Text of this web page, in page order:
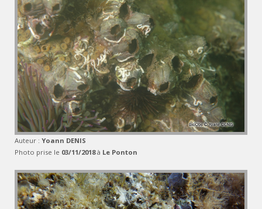
Auteur : Yoann DENIS
Photo prise le 03/11/2018à Le Ponton